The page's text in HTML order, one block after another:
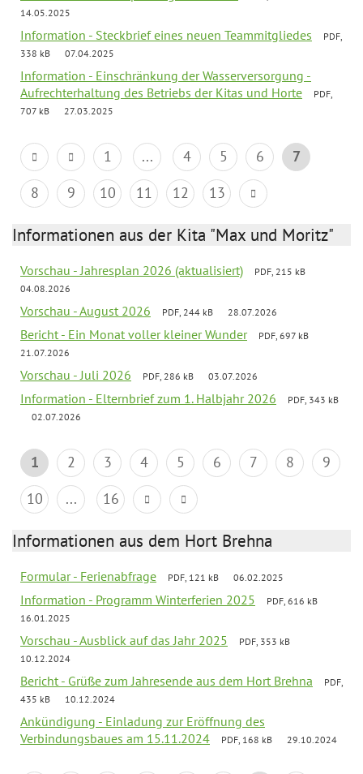
14.05.2025
Information - Steckbrief eines neuen Teammitgliedes
PDF,
338 kB
07.04.2025
Information - Einschränkung der Wasserversorgung -
Aufrechterhaltung des Betriebs der Kitas und Horte
PDF,
707 kB
27.03.2025
1 ... 4 5 6
7
8
9 10 11 12 13
Informationen aus der Kita "Max und Moritz"
Vorschau - Jahresplan 2026 (aktualisiert)
PDF, 215 kB
04.08.2026
Vorschau - August 2026 PDF, 244 kB 28.07.2026
Bericht - Ein Monat voller kleiner Wunder
PDF, 697 kB
21.07.2026
Vorschau - Juli 2026 PDF, 286 kB 03.07.2026
Information - Elternbrief zum 1. Halbjahr 2026
PDF, 343 kB
02.07.2026
1 2 3 4 5 6 7 8
9
10
... 16
Informationen aus dem Hort Brehna
Formular - Ferienabfrage PDF, 121 kB 06.02.2025
Information - Programm Winterferien 2025
PDF, 616 kB
16.01.2025
Vorschau - Ausblick auf das Jahr 2025
PDF, 353 kB
10.12.2024
Bericht - Grüße zum Jahresende aus dem Hort Brehna
PDF,
435 kB
10.12.2024
Ankündigung - Einladung zur Eröffnung des
Verbindungsbaues am 15.11.2024
PDF, 168 kB 29.10.2024